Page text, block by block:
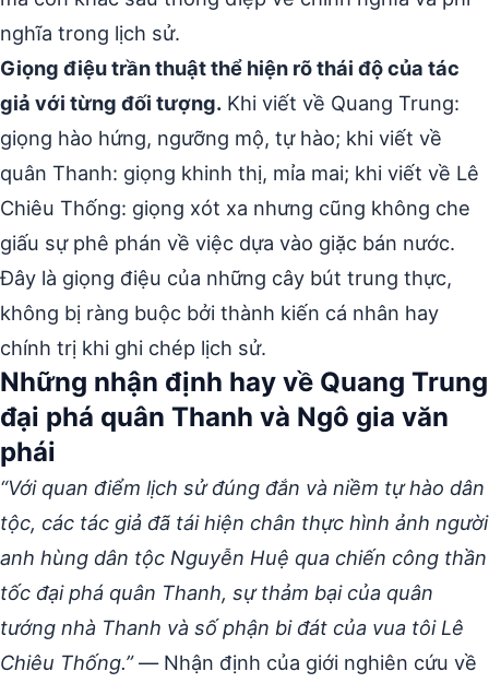
nghĩa trong lịch sử.
Giọng điệu trần thuật thể hiện rõ thái độ của tác
giả với từng đối tượng. Khi viết về Quang Trung:
giọng hào hứng, ngưỡng mộ, tự hào; khi viết về
quân Thanh: giọng khinh thị, mỉa mai; khi viết về Lê
Chiêu Thống: giọng xót xa nhưng cũng không che
giấu sự phê phán về việc dựa vào giặc bán nước.
Đây là giọng điệu của những cây bút trung thực,
không bị ràng buộc bởi thành kiến cá nhân hay
chính trị khi ghi chép lịch sử.
Những nhận định hay về Quang Trung
đại phá quân Thanh và Ngô gia văn
phái
“Với quan điểm lịch sử đúng đắn và niềm tự hào dân
tộc, các tác giả đã tái hiện chân thực hình ảnh người
anh hùng dân tộc Nguyễn Huệ qua chiến công thần
tốc đại phá quân Thanh, sự thảm bại của quân
tướng nhà Thanh và số phận bi đát của vua tôi Lê
Chiêu Thống.”— Nhận định của giới nghiên cứu về